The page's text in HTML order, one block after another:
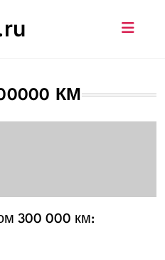
КМ
300 000 км: